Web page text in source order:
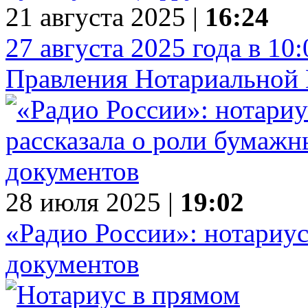
21 августа 2025 | 16:24
27 августа 2025 года в
Правления
28 июля 2025 | 19:02
«Радио России»:
документов